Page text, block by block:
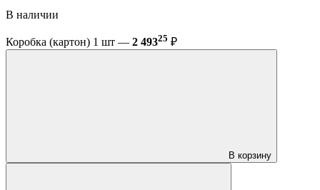
В наличии
Коробка (картон) 1 шт — 2 49325 ₽
В корзину